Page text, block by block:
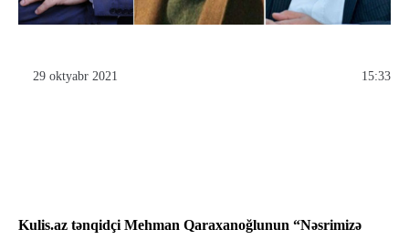
29 oktyabr 2021 15:33
Kulis.az tənqidçi Mehman Qaraxanoğlunun “Nəsrimizə